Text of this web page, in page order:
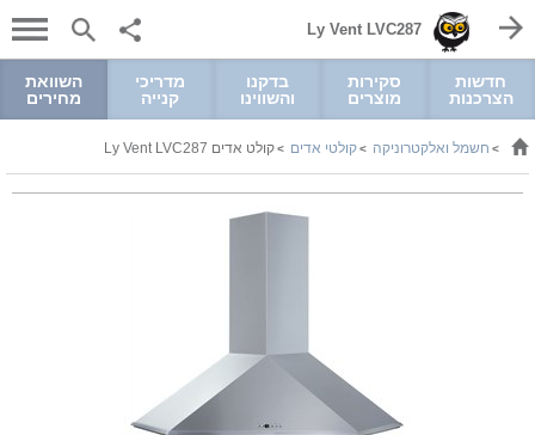
Ly Vent LVC287
חדשות
הצרכנות
סקירות
מוצרים
בדקנו
והשווינו
מדריכי
קנייה
השוואת
מחירים
> חשמל ואלקטרוניקה >קולטי אדים >קולט אדים Ly Vent LVC287